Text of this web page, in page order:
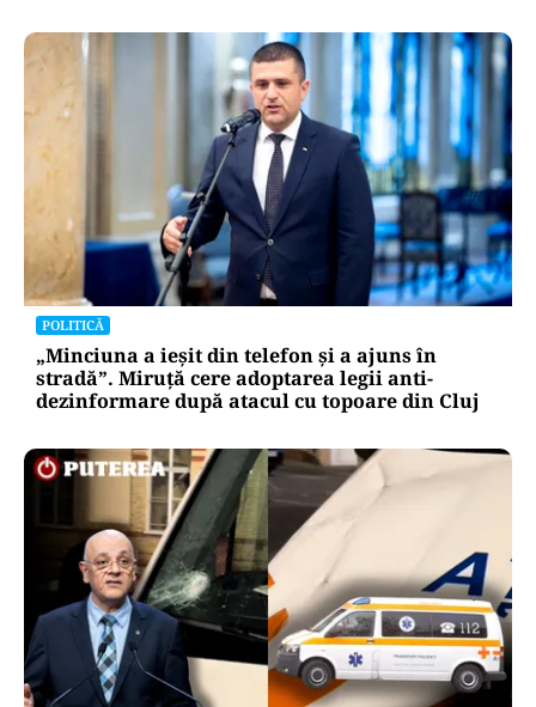
POLITICĂ
„Minciuna a ieșit din telefon și a ajuns în
stradă”. Miruță cere adoptarea legii anti-
dezinformare după atacul cu topoare din Cluj